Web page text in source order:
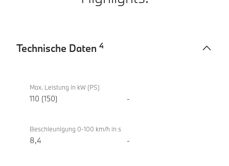
Technische Daten 4
Daten
218d
Gran
Max. Leistung in kW (PS)
110 (150) -
Beschleunigung 0-100 km/h in s
8,4 -